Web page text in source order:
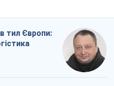
тил Європи: